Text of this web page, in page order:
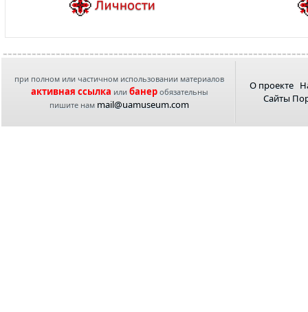
при полном или частичном использовании материалов
активная ссылка или банеробязательны
пишите нам mail@uamuseum.com
О проекте
Сайты